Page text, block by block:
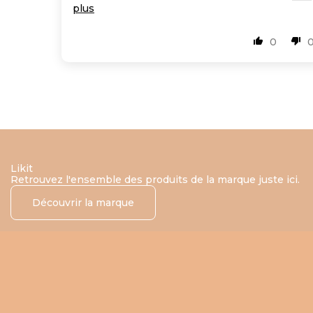
plus
0 0
Likit
Retrouvez l'ensemble des produits de la marque juste ici.
Découvrir la marque